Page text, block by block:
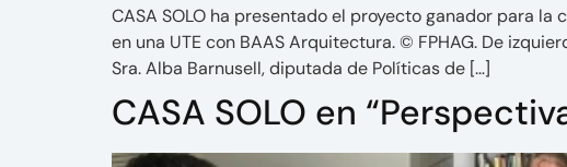
CASA SOLO ha presentado el proyecto ganador para
en una UTE con BAAS Arquitectura. © FPHAG. De
Sra. Alba Barnusell, diputada de Políticas de […]
CASA SOLO en